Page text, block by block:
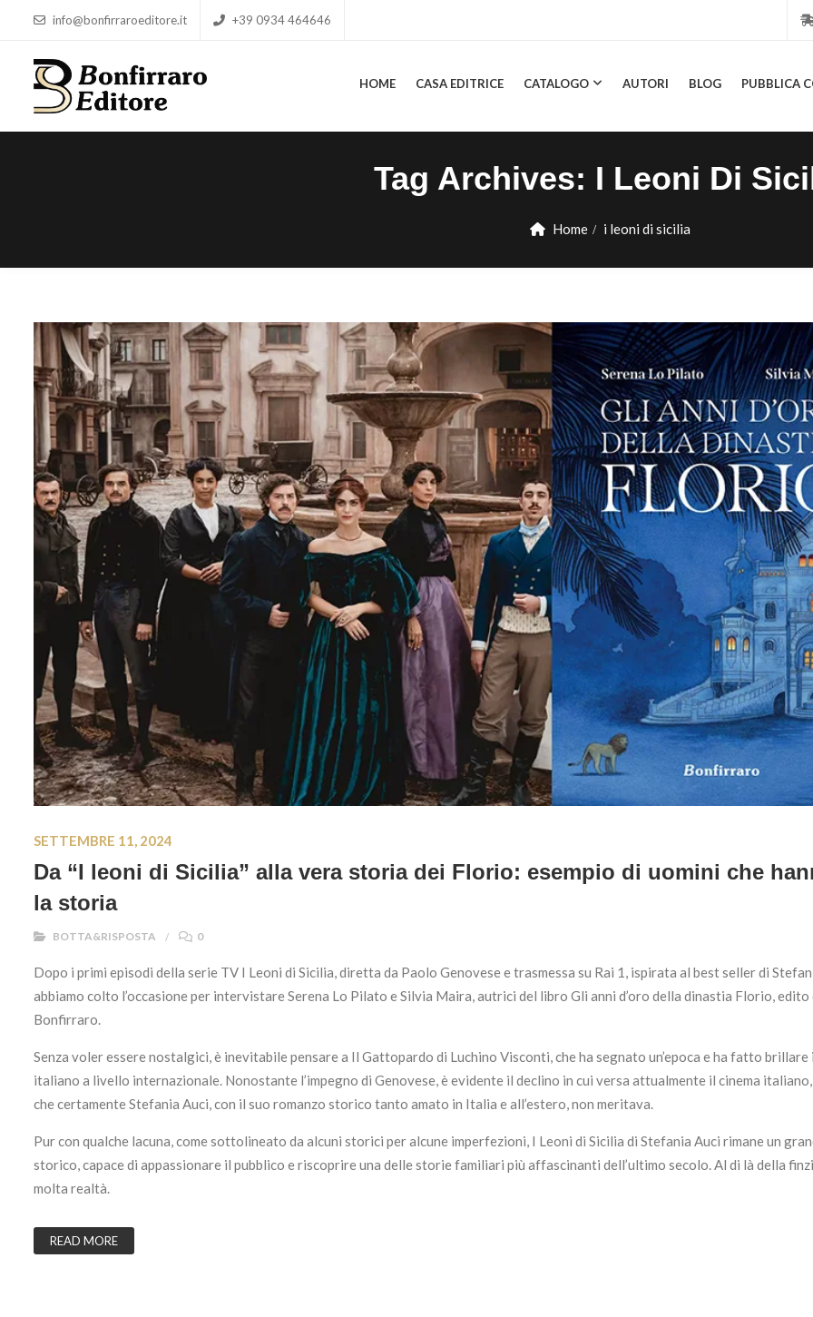
info@bonfirraroeditore.it +39 0934 464646
HOME CASA EDITRICE CATALOGO AUTORI BLOG PUBBLICA
Tag Archives: I Leoni Di
Home i leoni di sicilia
SETTEMBRE 11, 2024
Da “I leoni di Sicilia” alla vera storia dei Florio: esempio di uomini che
la storia
BOTTA&RISPOSTA 0
Dopo i primi episodi della serie TV I Leoni di Sicilia, diretta da Paolo Genovese e trasmessa su Rai 1, ispirata al best seller di
abbiamo colto l’occasione per intervistare Serena Lo Pilato e Silvia Maira, autrici del libro Gli anni d’oro della dinastia Florio, edito
Bonfirraro.
Senza voler essere nostalgici, è inevitabile pensare a Il Gattopardo di Luchino Visconti, che ha segnato un’epoca e ha fatto brillare
italiano a livello internazionale. Nonostante l’impegno di Genovese, è evidente il declino in cui versa attualmente il cinema
che certamente Stefania Auci, con il suo romanzo storico tanto amato in Italia e all’estero, non meritava.
Pur con qualche lacuna, come sottolineato da alcuni storici per alcune imperfezioni, I Leoni di Sicilia di Stefania Auci rimane un
storico, capace di appassionare il pubblico e riscoprire una delle storie familiari più affascinanti dell’ultimo secolo. Al di là della
molta realtà.
READ MORE